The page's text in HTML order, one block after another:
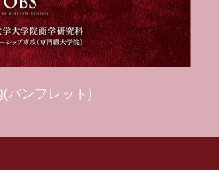
(パンフレット)